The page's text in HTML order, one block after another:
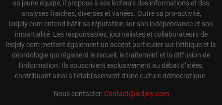
sa jeune équipe, il propose à ses lecteurs des informations et des
analyses fraiches, diverses et variées. Outre sa pro-activité,
ledjely.com entend bâtir sa réputation sur son indépendance et son
impartialité. Les responsables, journalistes et collaborateurs de
ledjely.com mettent également un accent particulier sur l’éthique et la
déontologie qui régissent le recueil, le traitement et la diffusion de
l’information. Ils souscrivent exclusivement au débat d’idées,
contribuant ainsi à l’établissement d’une culture démocratique.
Nous contacter:Contact@ledjely.com